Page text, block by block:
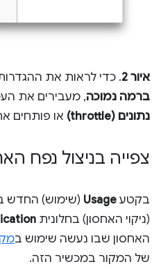
איור 2 . כדי לראות את
ברמה נמוכה, מעבירים את
נתונים (throttle)
או פותחים
צפייה בניצול נפח
בקטע Usage (שימוש) החדש
(ניקוי האחסון) בחלונית
האחסון שבו נעשה שימוש ב
של המקור במכשיר הזה.